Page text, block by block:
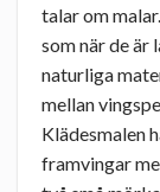
talar om
som när de är
naturliga
mellan
Klädesmalen
framvingar